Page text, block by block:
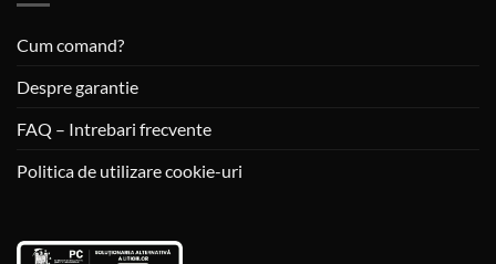
Cum comand?
Despre garantie
FAQ – Intrebari frecvente
Politica de utilizare cookie-uri